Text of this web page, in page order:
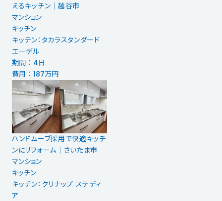
えるキッチン｜越谷市
マンション
キッチン
キッチン：タカラスタンダード
エーデル
期間 ： 4日
費用 ： 187万円
ハンドムーブ採用で快適キッチ
ンにリフォーム│さいたま市
マンション
キッチン
キッチン：クリナップ ステディ
ア